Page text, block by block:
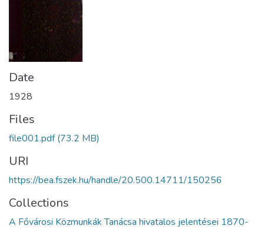
Date
1928
Files
file001.pdf(73.2 MB)
URI
https://bea.fszek.hu/handle/20.500.14711/150256
Collections
A Fővárosi Közmunkák Tanácsa hivatalos jelentései 1870-